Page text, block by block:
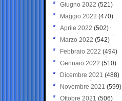
Giugno 2022 (521)
Maggio 2022 (470)
Aprile 2022 (502)
Marzo 2022 (542)
Febbraio 2022 (494)
Gennaio 2022 (510)
Dicembre 2021 (488)
Novembre 2021 (599)
Ottobre 2021 (506)